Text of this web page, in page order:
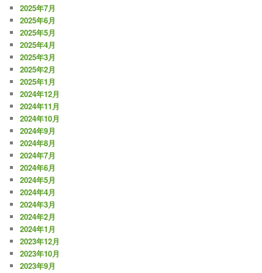
2025年7月
2025年6月
2025年5月
2025年4月
2025年3月
2025年2月
2025年1月
2024年12月
2024年11月
2024年10月
2024年9月
2024年8月
2024年7月
2024年6月
2024年5月
2024年4月
2024年3月
2024年2月
2024年1月
2023年12月
2023年10月
2023年9月